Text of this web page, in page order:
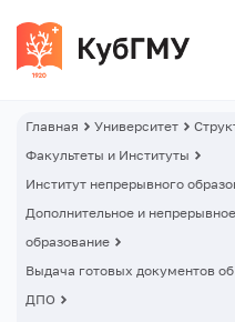
Главная Университет
Факультеты и Институты
Институт непрерывного
Дополнительное и
образование
Выдача готовых документов
ДПО